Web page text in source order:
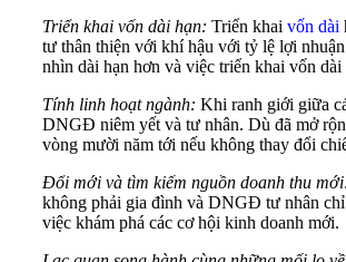
Triển khai vốn dài hạn: Triển khai vốn dài
tư thân thiện với khí hậu với tỷ lệ lợi
nhìn dài hạn hơn và việc triển khai vốn
Tính linh hoạt ngành: Khi ranh giới giữa
DNGĐ niêm yết và tư nhân. Dù đã mở
vòng mười năm tới nếu không thay đổi
Đổi mới và tìm kiếm nguồn doanh thu
không phải gia đình và DNGĐ tư nhân
việc khám phá các cơ hội kinh doanh mới.